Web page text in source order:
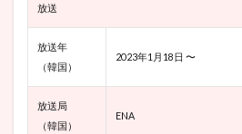
な？』
あらす
じ
5
ラマ
『私た
放送
放送年
（韓国）
2023年1月18日 〜
放送局
（韓国）
ENA